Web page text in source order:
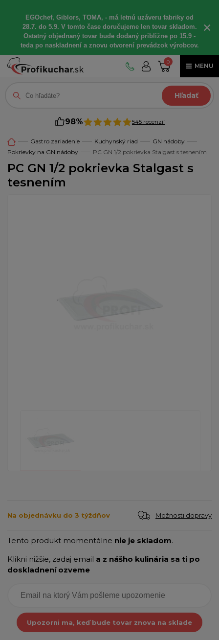
EGOchef, Giblors, TOMA, - má letnú uzáveru fabriky od
28.7. do 5.9. V tomto čase doručujeme len tovar skladom.
Ostatný objednaný tovar bude dodaný približne po 15.9 -
teda po naskladnení a znovu otvorení prevádzok výrobcov.
×
0
MENU
Hľadať
98% 545 recenzií
Gastro zariadenie Kuchynský riad
GN nádoby
Pokrievky na GN nádoby
PC GN 1/2 pokrievka Stalgast s tesnením
PC GN 1/2 pokrievka Stalgast s
tesnením
Na objednávku do 3 týždňov Možnosti dopravy
Tento produkt momentálne nie je skladom.
Klikni nižšie, zadaj email a z nášho kulinária sa ti po
doskladnení ozveme
Upozorni ma, keď bude tovar znova na sklade